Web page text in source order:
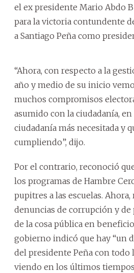
el ex presidente Mario Abdo
para la victoria contundente
a Santiago Peña como
“Ahora, con respecto a la
año y medio de su inicio
muchos compromisos
asumido con la ciudadanía,
ciudadanía más necesitada y
cumpliendo”, dijo.
Por el contrario, reconoció
los programas de Hambre
pupitres a las escuelas. Ahora,
denuncias de corrupción y
de la cosa pública en
gobierno indicó que hay “un
del presidente Peña con todo
viendo en los últimos